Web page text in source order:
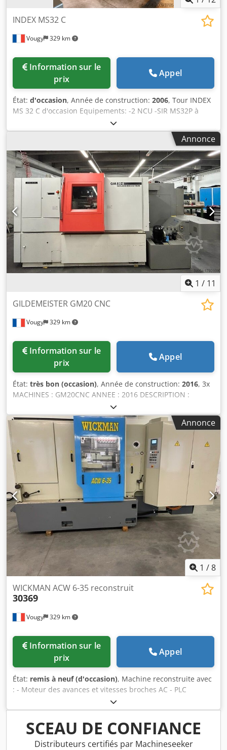
Vougy 329 km
INDEX MS32 C
prix
Appel
État: d'occasion, Année de construction: 2006, Tour INDEX
MS 32 C d'occasion Equipements: -2 NCU -SIR MS32P à
étagères longueur 3300 mm, rails vissés -Contre broche -
KNOLL complet avec 1 pompe HP -Contrôle de butée de
barre -Entrées / sorties programmables Dwedpfsxgh Elsx
Acloa -4 contrôles de bris d’outils -1 entraînement outils
rotatifs NCU1 et 3 NCU2 -1 doubleur de course WTO, 3
positions, motorisé sur poste 1 -2 unités de perçage avec
moteur 6044 vendues avec la machine. -Transmit
Equipements listés ci-dessous avec : CNC axis: 1.1 XZ 1.2 Z
2.1 Z 2.2 XZ 3.1 XZ 3.2 XZ 4.1 XZ 4.2 XZ 5.1 XZ 5.2 XZ 6.1 XZ
6.2 XZ
Annonce
1 / 11
Vougy 329 km
GILDEMEISTER GM20 CNC
prix
Appel
État: très bon (occasion), Année de construction: 2016, 3x
MACHINES : GM20CNC ANNEE : 2016 DESCRIPTION :
Machine avec CN d’origine Gildemeister SIEMENS
SINUMERIK CNC 840D - Coulisse CN poste 4 et 5 - Pick-up
hydraulique CN avance, rotation, arrêt - Coulisse double
pos 6, Dodpfovcmfaox Aclswa - Coulisse de coupe
mécanique Fxtillqon - Coulisse reprise CN + 2 outils de
repise - Coulisse micrométrique pos3 - Commande bloc
central - Passage 25 mm Pompe HP + FILTRATION +
REFROIDISSEMENT KNOLL type : FKA/2550 Dnj0ed
Convoyeur à copeaux à palette KNOLL Embarreur : - IEMCA
PRA 52/38P
Annonce
1 /8
Vougy 329 km
WICKMAN ACW 6-35 reconstruit
30369
prix
Appel
État: remis à neuf (d'occasion), Machine reconstruite avec
: - Moteur des avances et vitesses broches AC - PLC
Siemens Simatic HMI - Armoire électrique neuve siemens
Dwodpfsir Icwsx Aclja - Porte barre et son support - 6
tubes d'avance - 6 tubes de serrage - Appareillages en
option - Machine au normes C
SCEAU DE CONFIANCE
Distributeurs certifiés par Machineseeker